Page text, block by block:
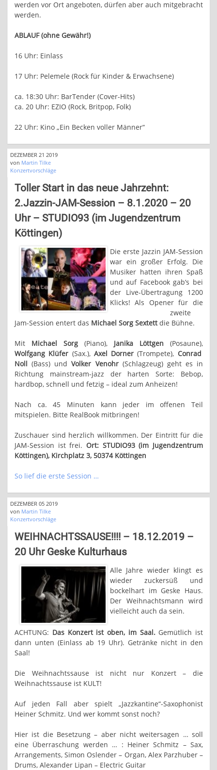
werden vor Ort angeboten, dürfen aber auch mitgebracht
werden.
ABLAUF (ohne Gewähr!)
16 Uhr: Einlass
17 Uhr: Pelemele (Rock für Kinder & Erwachsene)
ca. 18:30 Uhr: BarTender (Cover-Hits)
ca. 20 Uhr: EZIO (Rock, Britpop, Folk)
22 Uhr: Kino „Ein Becken voller Männer“
DEZEMBER 21 2019
von Martin Tilke
Konzertvorschläge
Toller Start in das neue Jahrzehnt:
2.Jazzin-JAM-Session – 8.1.2020 – 20
Uhr – STUDIO93 (im Jugendzentrum
Köttingen)
Die erste Jazzin JAM-Session
war ein großer Erfolg. Die
Musiker hatten ihren Spaß
und auf Facebook gab’s bei
der Live-Übertragung 1200
Klicks! Als Opener für die
zweite
Jam-Session entert das Michael Sorg Sextettdie Bühne.
Mit Michael Sorg (Piano), Janika Löttgen (Posaune),
Wolfgang Klüfer (Sax.),Axel Dorner(Trompete), Conrad
Noll (Bass) und Volker Venohr(Schlagzeug) geht es in
Richtung mainstream-jazz der harten Sorte: Bebop,
hardbop, schnell und fetzig – ideal zum Anheizen!
Nach ca. 45 Minuten kann jeder im offenen Teil
mitspielen. Bitte RealBook mitbringen!
Zuschauer sind herzlich willkommen. Der Eintritt für die
JAM-Session ist frei. Ort: STUDIO93 (im Jugendzentrum
Köttingen), Kirchplatz 3, 50374 Köttingen
So lief die erste Session …
DEZEMBER 05 2019
von Martin Tilke
Konzertvorschläge
WEIHNACHTSSAUSE!!!! – 18.12.2019 –
20 Uhr Geske Kulturhaus
Alle Jahre wieder klingt es
wieder zuckersüß und
bockelhart im Geske Haus.
Der Weihnachtsmann wird
vielleicht auch da sein.
ACHTUNG: Das Konzert ist oben, im Saal.Gemütlich ist
dann unten (Einlass ab 19 Uhr). Getränke nicht in den
Saal!
Die Weihnachtssause ist nicht nur Konzert – die
Weihnachtssause ist KULT!
Auf jeden Fall aber spielt „Jazzkantine“-Saxophonist
Heiner Schmitz. Und wer kommt sonst noch?
Hier ist die Besetzung – aber nicht weitersagen … soll
eine Überraschung werden … : Heiner Schmitz – Sax,
Arrangements, Simon Oslender – Organ, Alex Parzhuber –
Drums, Alexander Lipan – Electric Guitar